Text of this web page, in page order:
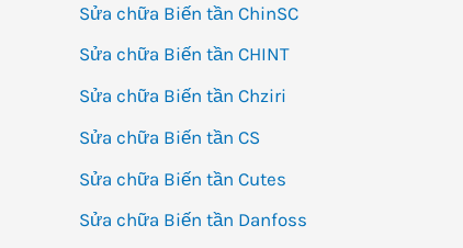
Sửa chữa Biến tần ChinSC
Sửa chữa Biến tần CHINT
Sửa chữa Biến tần Chziri
Sửa chữa Biến tần CS
Sửa chữa Biến tần Cutes
Sửa chữa Biến tần Danfoss